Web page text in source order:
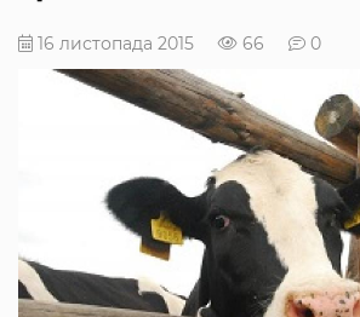
16 листопада 2015 66 0